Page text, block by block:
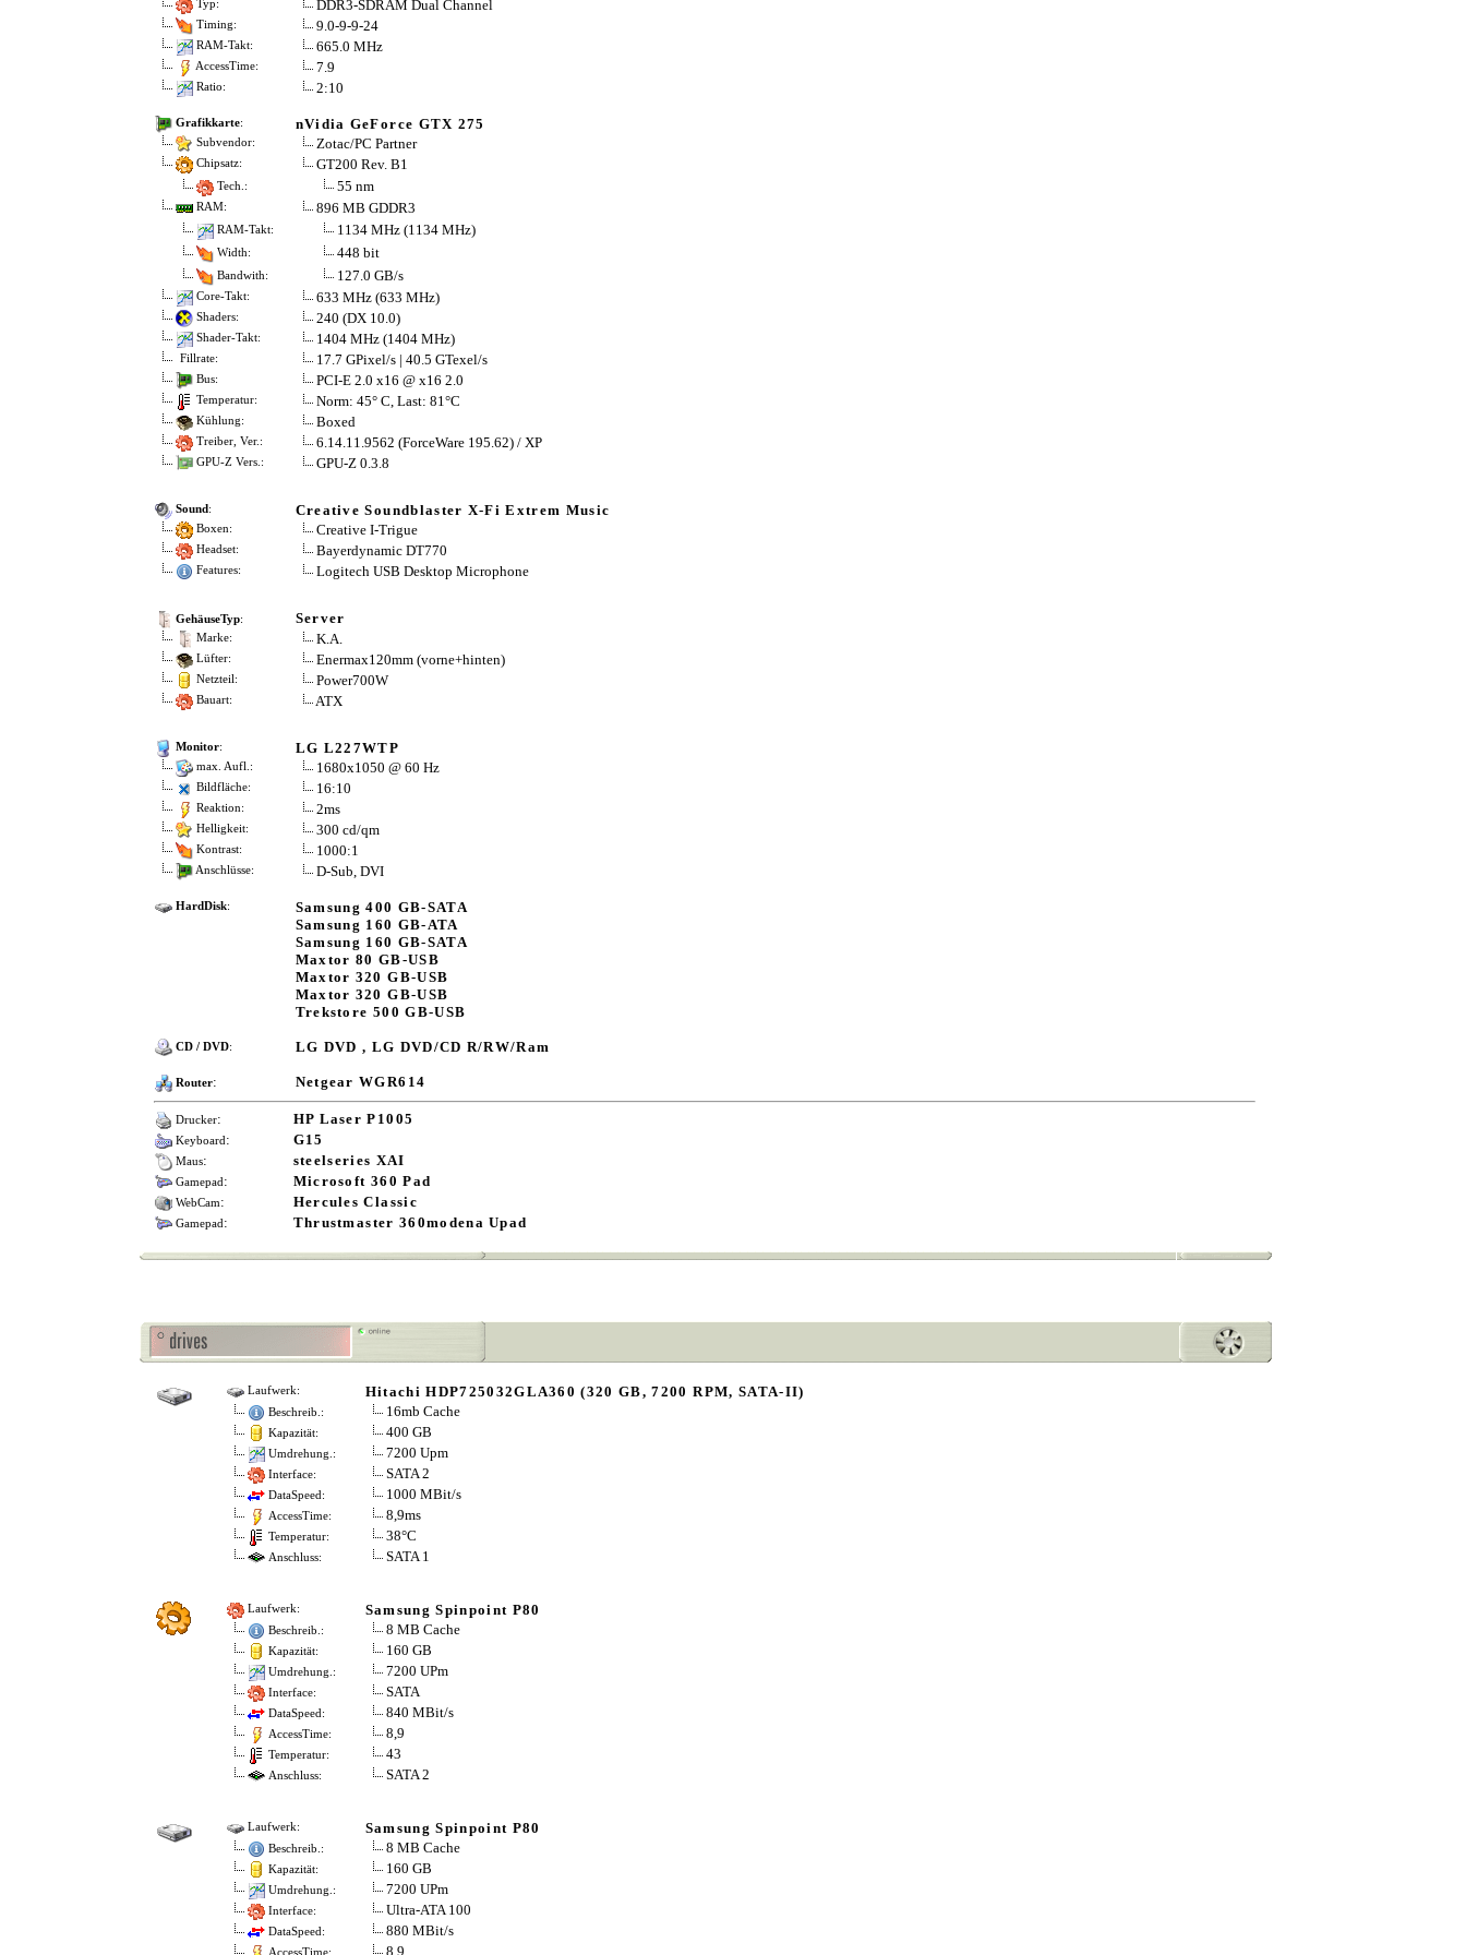
Typ: DDR3-SDRAM Dual Channel
Timing: 9.0-9-9-24
RAM-Takt: 665.0 MHz
AccessTime: 7.9
Ratio: 2:10
Grafikkarte: nVidia GeForce GTX 275
Subvendor: Zotac/PC Partner
Chipsatz: GT200 Rev. B1
Tech.: 55 nm
RAM: 896 MB GDDR3
RAM-Takt: 1134 MHz (1134 MHz)
Width: 448 bit
Bandwith: 127.0 GB/s
Core-Takt: 633 MHz (633 MHz)
Shaders: 240 (DX 10.0)
Shader-Takt: 1404 MHz (1404 MHz)
Fillrate: 17.7 GPixel/s | 40.5 GTexel/s
Bus: PCI-E 2.0 x16 @ x16 2.0
Temperatur: Norm: 45° C, Last: 81°C
Kühlung: Boxed
Treiber, Ver.: 6.14.11.9562 (ForceWare 195.62) / XP
GPU-Z Vers.: GPU-Z 0.3.8
Sound: Creative Soundblaster X-Fi Extrem Music
Boxen: Creative I-Trigue
Headset: Bayerdynamic DT770
Features: Logitech USB Desktop Microphone
GehäuseTyp: Server
Marke: K.A.
Lüfter: Enermax120mm (vorne+hinten)
Netzteil: Power700W
Bauart: ATX
Monitor: LG L227WTP
max. Aufl.: 1680x1050 @ 60 Hz
Bildfläche: 16:10
Reaktion: 2ms
Helligkeit: 300 cd/qm
Kontrast: 1000:1
Anschlüsse: D-Sub, DVI
HardDisk:
Samsung 400 GB-SATA
Samsung 160 GB-ATA
Samsung 160 GB-SATA
Maxtor 80 GB-USB
Maxtor 320 GB-USB
Maxtor 320 GB-USB
Trekstore 500 GB-USB
CD / DVD: LG DVD , LG DVD/CD R/RW/Ram
Router: Netgear WGR614
Drucker: HP Laser P1005
Keyboard: G15
Maus: steelseries XAI
Gamepad: Microsoft 360 Pad
WebCam: Hercules Classic
Gamepad: Thrustmaster 360modena Upad
Laufwerk: Hitachi HDP725032GLA360 (320 GB, 7200 RPM, SATA-II)
Beschreib.: 16mb Cache
Kapazität: 400 GB
Umdrehung.: 7200 Upm
Interface: SATA 2
DataSpeed: 1000 MBit/s
AccessTime: 8,9ms
Temperatur: 38°C
Anschluss: SATA 1
Laufwerk: Samsung Spinpoint P80
Beschreib.: 8 MB Cache
Kapazität: 160 GB
Umdrehung.: 7200 UPm
Interface: SATA
DataSpeed: 840 MBit/s
AccessTime: 8,9
Temperatur: 43
Anschluss: SATA 2
Laufwerk: Samsung Spinpoint P80
Beschreib.: 8 MB Cache
Kapazität: 160 GB
Umdrehung.: 7200 UPm
Interface: Ultra-ATA 100
DataSpeed: 880 MBit/s
AccessTime: 8,9